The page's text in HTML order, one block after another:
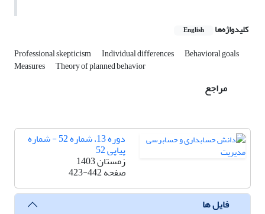
کلیدواژه‌ها English
Professional skepticism Individual differences Behavioral goals
Measures Theory of planned behavior
مراجع
دوره 13، شماره 52 - شماره
پیاپی 52
زمستان 1403
صفحه423-442
فایل ها